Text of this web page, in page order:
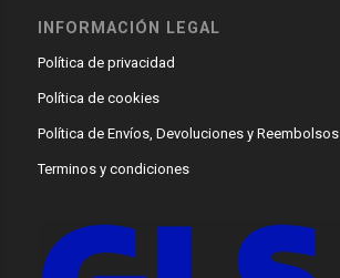
INFORMACIÓN LEGAL
Política de privacidad
Política de cookies
Política de Envíos, Devoluciones y Reembolsos
Terminos y condiciones